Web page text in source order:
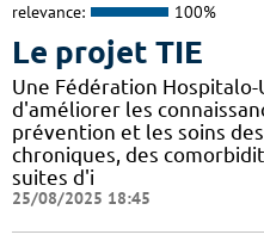
relevance: 100%
Le projet TIE
Une Fédération
d'améliorer les
prévention et les soins
chroniques, des
suites d'i
25/08/2025 18:45